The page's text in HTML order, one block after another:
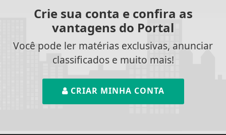
Crie sua conta e confira as
vantagens do Portal
Você pode ler matérias exclusivas, anunciar
classificados e muito mais!
CRIAR MINHA CONTA